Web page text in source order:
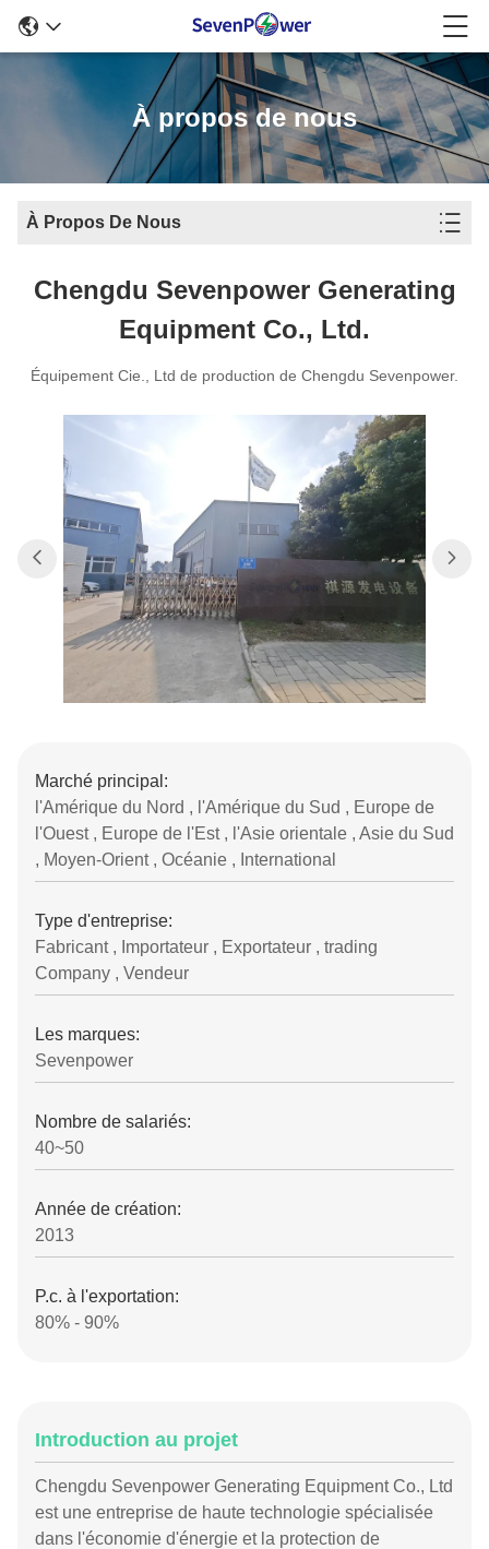
À propos de nous
À Propos De Nous
Chengdu Sevenpower Generating
Equipment Co., Ltd.
Équipement Cie., Ltd de production de Chengdu Sevenpower.
Marché principal:
l'Amérique du Nord , l'Amérique du Sud , Europe de
l'Ouest , Europe de l'Est , l'Asie orientale , Asie du Sud
, Moyen-Orient , Océanie , International
Type d'entreprise:
Fabricant , Importateur , Exportateur , trading
Company , Vendeur
Les marques:
Sevenpower
Nombre de salariés:
40~50
Année de création:
2013
P.c. à l'exportation:
80% - 90%
Introduction au projet
Chengdu Sevenpower Generating Equipment Co., Ltd
est une entreprise de haute technologie spécialisée
dans l'économie d'énergie et la protection de